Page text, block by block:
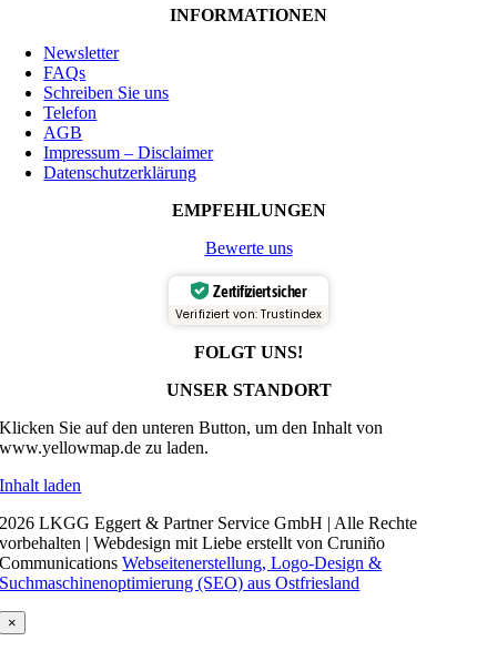
INFORMATIONEN
Newsletter
FAQs
Schreiben Sie uns
Telefon
AGB
Impressum – Disclaimer
Datenschutzerklärung
EMPFEHLUNGEN
Bewerte uns
Zertifiziert sicher
Verifiziert von: Trustindex
FOLGT UNS!
UNSER STANDORT
Klicken Sie auf den unteren Button, um den Inhalt von
www.yellowmap.de zu laden.
Inhalt laden
2026 LKGG Eggert & Partner Service GmbH | Alle Rechte
vorbehalten | Webdesign mit Liebe erstellt von Cruniño
CommunicationsWebseitenerstellung, Logo-Design &
Suchmaschinenoptimierung (SEO) aus Ostfriesland
×